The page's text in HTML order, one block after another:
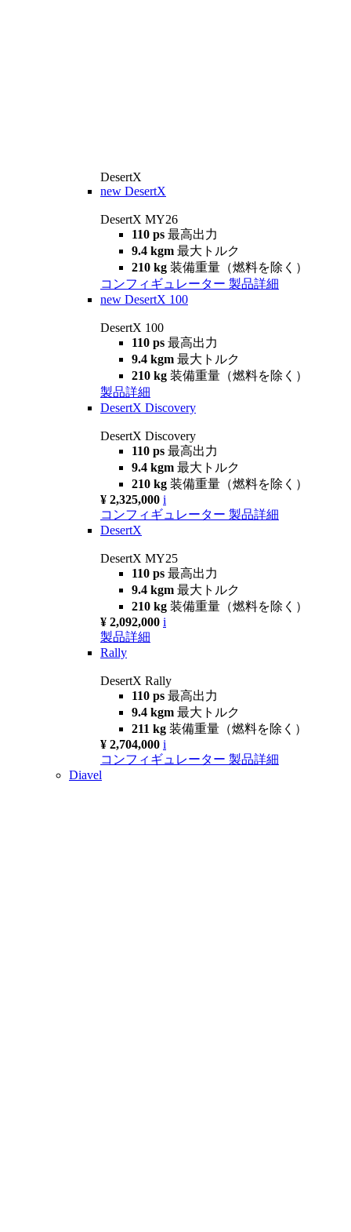
DesertX
new DesertX
DesertX MY26
110 ps 最高出力
9.4 kgm 最大トルク
210 kg 装備重量（燃料を除く）
コンフィギュレーター 製品詳細
new DesertX 100
DesertX 100
110 ps 最高出力
9.4 kgm 最大トルク
210 kg 装備重量（燃料を除く）
製品詳細
DesertX Discovery
DesertX Discovery
110 ps 最高出力
9.4 kgm 最大トルク
210 kg 装備重量（燃料を除く）
¥ 2,325,000 i
コンフィギュレーター 製品詳細
DesertX
DesertX MY25
110 ps 最高出力
9.4 kgm 最大トルク
210 kg 装備重量（燃料を除く）
¥ 2,092,000 i
製品詳細
Rally
DesertX Rally
110 ps 最高出力
9.4 kgm 最大トルク
211 kg 装備重量（燃料を除く）
¥ 2,704,000 i
コンフィギュレーター 製品詳細
Diavel